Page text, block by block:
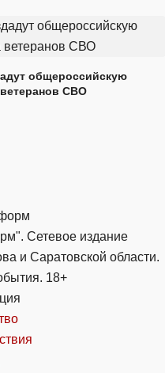
общероссийскую
СВО
Сетевое издание
и Саратовской области.
18+